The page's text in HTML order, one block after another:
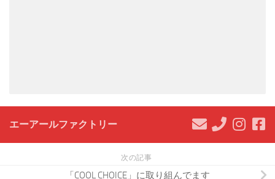
エーアールファクトリー
次の記事
「COOL CHOICE」に取り組んでます